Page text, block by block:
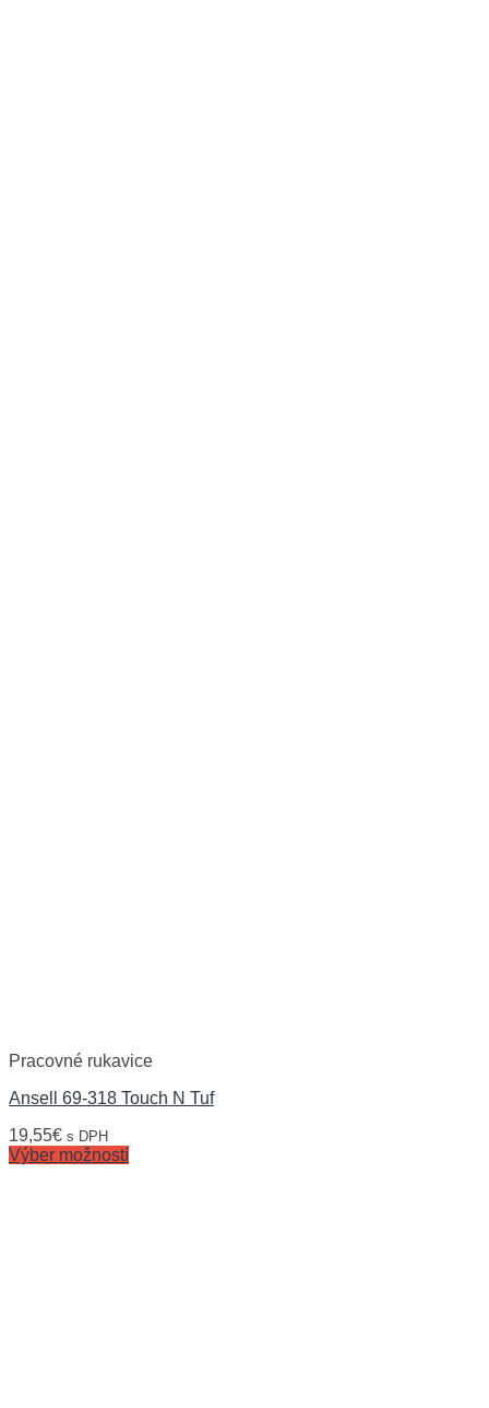
Pracovné rukavice
Ansell 69-318 Touch N Tuf
19,55€ s DPH
Výber možností